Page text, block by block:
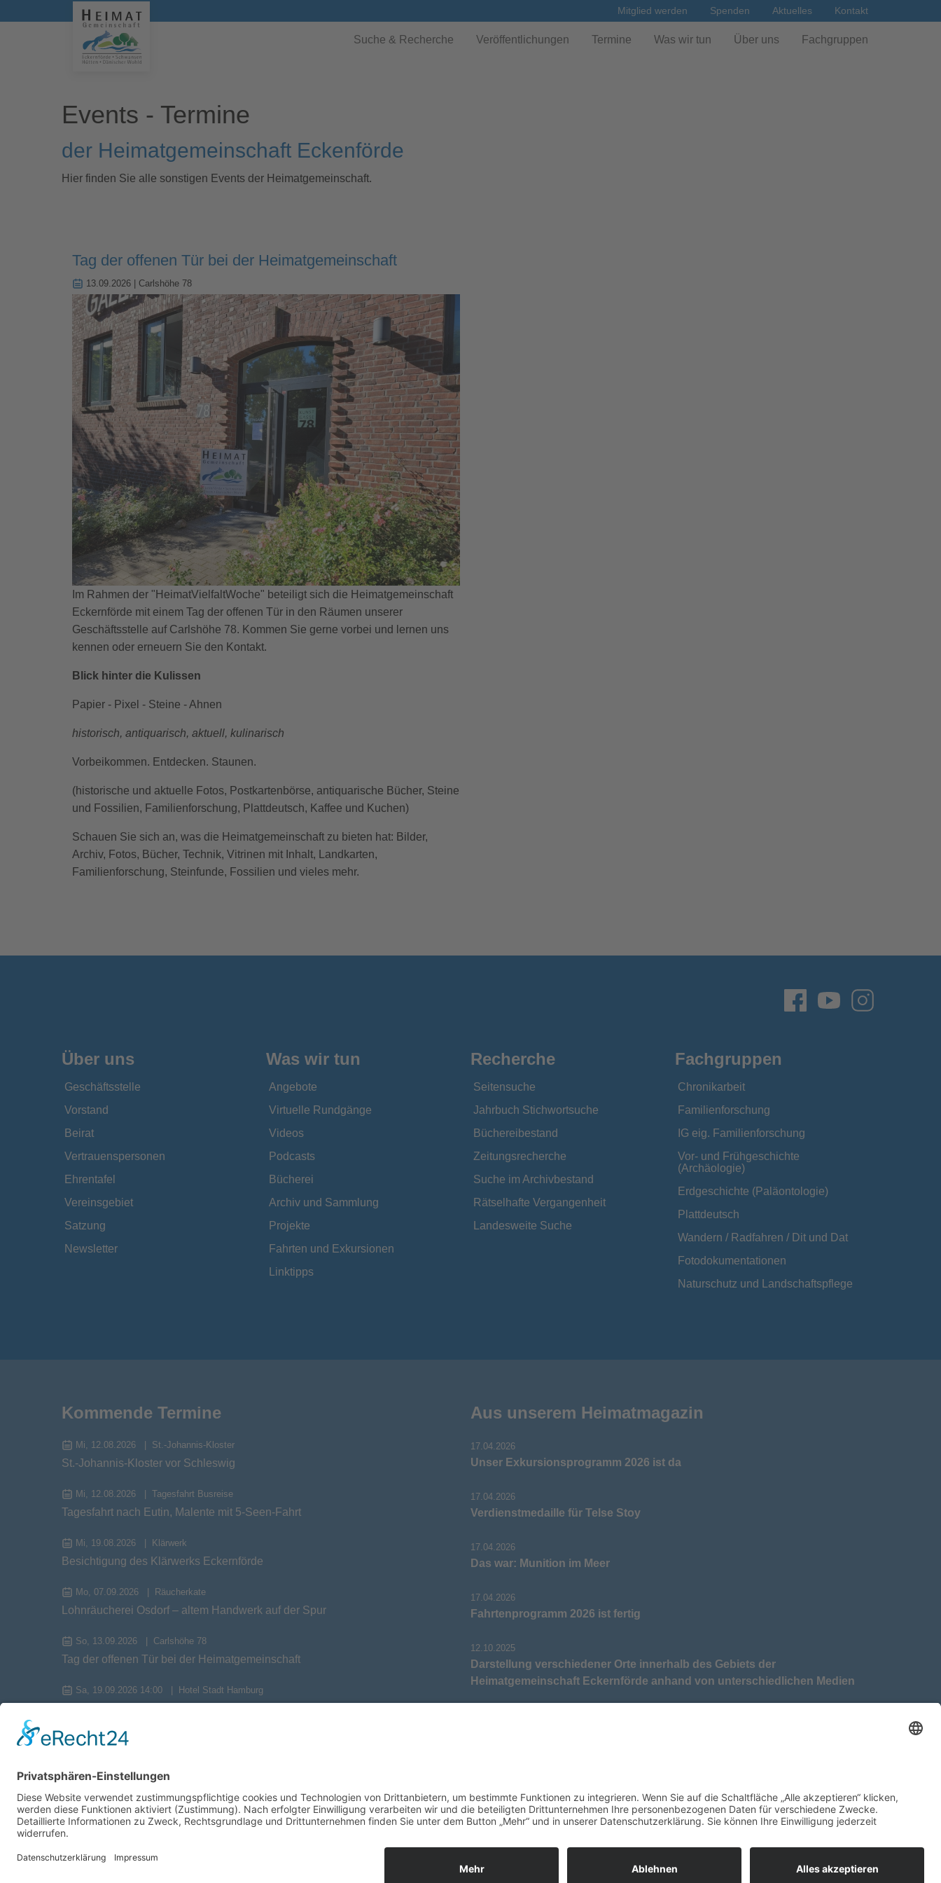
Mitglied werden Spenden Aktuelles Kontakt
Suche & Recherche Veröffentlichungen Termine Was wir tun Über uns Fachgruppen
Events - Termine
der Heimatgemeinschaft Eckenförde
Hier finden Sie alle sonstigen Events der Heimatgemeinschaft.
Tag der offenen Tür bei der Heimatgemeinschaft
13.09.2026 | Carlshöhe 78
Im Rahmen der "HeimatVielfaltWoche" beteiligt sich die Heimatgemeinschaft
Eckernförde mit einem Tag der offenen Tür in den Räumen unserer
Geschäftsstelle auf Carlshöhe 78. Kommen Sie gerne vorbei und lernen uns
kennen oder erneuern Sie den Kontakt.
Blick hinter die Kulissen
Papier - Pixel - Steine - Ahnen
historisch, antiquarisch, aktuell, kulinarisch
Vorbeikommen. Entdecken. Staunen.
(historische und aktuelle Fotos, Postkartenbörse, antiquarische Bücher, Steine
und Fossilien, Familienforschung, Plattdeutsch, Kaffee und Kuchen)
Schauen Sie sich an, was die Heimatgemeinschaft zu bieten hat: Bilder,
Archiv, Fotos, Bücher, Technik, Vitrinen mit Inhalt, Landkarten,
Familienforschung, Steinfunde, Fossilien und vieles mehr.
Über uns
Geschäftsstelle
Vorstand
Beirat
Vertrauenspersonen
Ehrentafel
Vereinsgebiet
Satzung
Newsletter
Was wir tun
Angebote
Virtuelle Rundgänge
Videos
Podcasts
Bücherei
Archiv und Sammlung
Projekte
Fahrten und Exkursionen
Linktipps
Recherche
Seitensuche
Jahrbuch Stichwortsuche
Büchereibestand
Zeitungsrecherche
Suche im Archivbestand
Rätselhafte Vergangenheit
Landesweite Suche
Fachgruppen
Chronikarbeit
Familienforschung
IG eig. Familienforschung
Vor- und Frühgeschichte
(Archäologie)
Erdgeschichte (Paläontologie)
Plattdeutsch
Wandern / Radfahren / Dit und Dat
Fotodokumentationen
Naturschutz und Landschaftspflege
Kommende Termine
Mi, 12.08.2026 St.-Johannis-Kloster
St.-Johannis-Kloster vor Schleswig
Mi, 12.08.2026 Tagesfahrt Busreise
Tagesfahrt nach Eutin, Malente mit 5-Seen-Fahrt
Mi, 19.08.2026 Klärwerk
Besichtigung des Klärwerks Eckernförde
Mo, 07.09.2026 Räucherkate
Lohnräucherei Osdorf – altem Handwerk auf der Spur
So, 13.09.2026 Carlshöhe 78
Tag der offenen Tür bei der Heimatgemeinschaft
Sa, 19.09.2026 14:00 Hotel Stadt Hamburg
Mi, 23.09.2026
Steinsammelexkursion am Strand in Altenhof
Aus unserem Heimatmagazin
17.04.2026
Unser Exkursionsprogramm 2026 ist da
17.04.2026
Verdienstmedaille für Telse Stoy
17.04.2026
Das war: Munition im Meer
17.04.2026
Fahrtenprogramm 2026 ist fertig
12.10.2025
Darstellung verschiedener Orte innerhalb des Gebiets der
Heimatgemeinschaft Eckernförde anhand von unterschiedlichen Medien